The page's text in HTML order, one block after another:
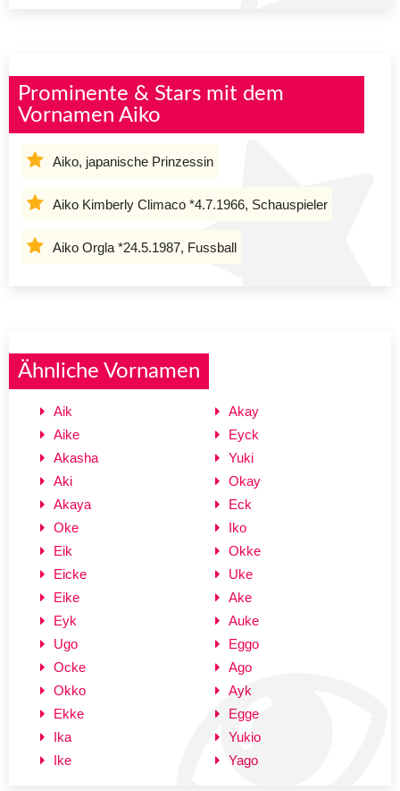
Prominente & Stars mit dem
Vornamen Aiko
Aiko, japanische Prinzessin
Aiko Kimberly Climaco *4.7.1966, Schauspieler
Aiko Orgla *24.5.1987, Fussball
Ähnliche Vornamen
Aik
Aike
Akasha
Aki
Akaya
Oke
Eik
Eicke
Eike
Eyk
Ugo
Ocke
Okko
Ekke
Ika
Ike
Akay
Eyck
Yuki
Okay
Eck
Iko
Okke
Uke
Ake
Auke
Eggo
Ago
Ayk
Egge
Yukio
Yago